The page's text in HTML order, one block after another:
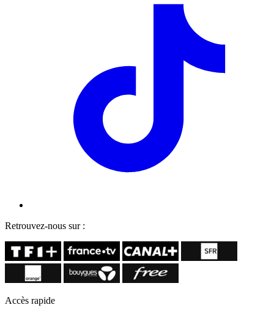
Retrouvez-nous sur :
Accès rapide